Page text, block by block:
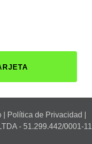
| Política de Privacidad
- 51.299.442/0001-11